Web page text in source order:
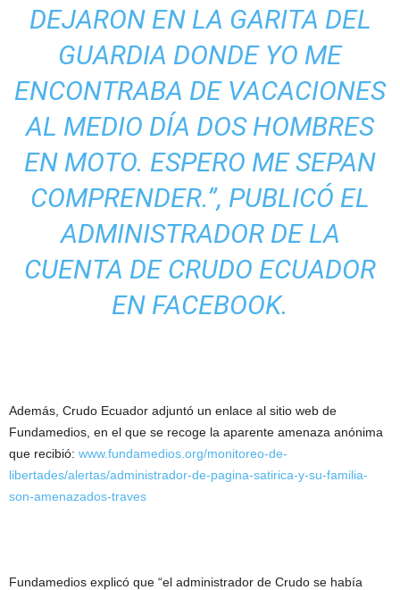
DEJARON EN LA GARITA DEL
GUARDIA DONDE YO ME
ENCONTRABA DE VACACIONES
AL MEDIO DÍA DOS HOMBRES
EN MOTO. ESPERO ME SEPAN
COMPRENDER.”, PUBLICÓ EL
ADMINISTRADOR DE LA
CUENTA DE CRUDO ECUADOR
EN FACEBOOK.
Además, Crudo Ecuador adjuntó un enlace al sitio web de
Fundamedios, en el que se recoge la aparente amenaza anónima
que recibió: www.fundamedios.org/monitoreo-de-
libertades/alertas/administrador-de-pagina-satirica-y-su-familia-
son-amenazados-traves
Fundamedios explicó que “el administrador de Crudo se había